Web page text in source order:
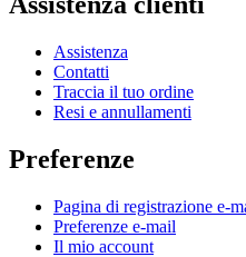
Assistenza
Contatti
Traccia il tuo ordine
Resi e annullamenti
Preferenze
Pagina di registrazione e-
Preferenze e-mail
Il mio account